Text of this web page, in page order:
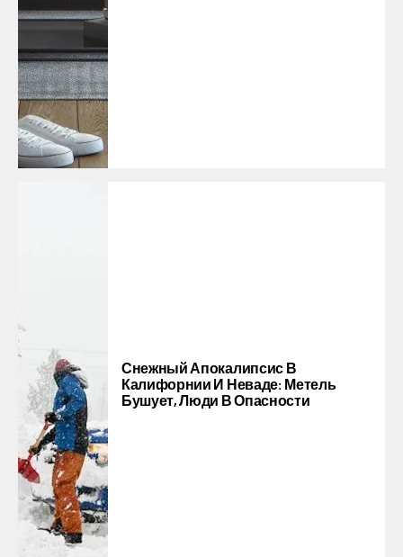
Снежный Апокалипсис В
Калифорнии И Неваде: Метель
Бушует, Люди В Опасности